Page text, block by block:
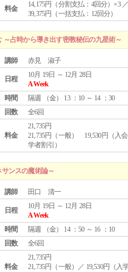
料金
14,175円（分割支払：4回分）×3
39,375円（一括支払：12回分）
～占時から導き出す密教秘伝の九星術～
講師 赤見 淑子
日程
10月 19日 ～ 12月 28日
A Week
時間
隔週 （金） 13 ：10 ～ 14 ：30
回数
全6回
料金
21,735円
21,735円（一般） 19,530円（入
学者割引）
ンスの魔術論～
講師 田口 清一
日程
10月 19日 ～ 12月 28日
A Week
時間
隔週 （金） 14 ：50 ～ 16 ：10
回数
全6回
料金
21,735円
21,735円（一般）／ 19,530円（入